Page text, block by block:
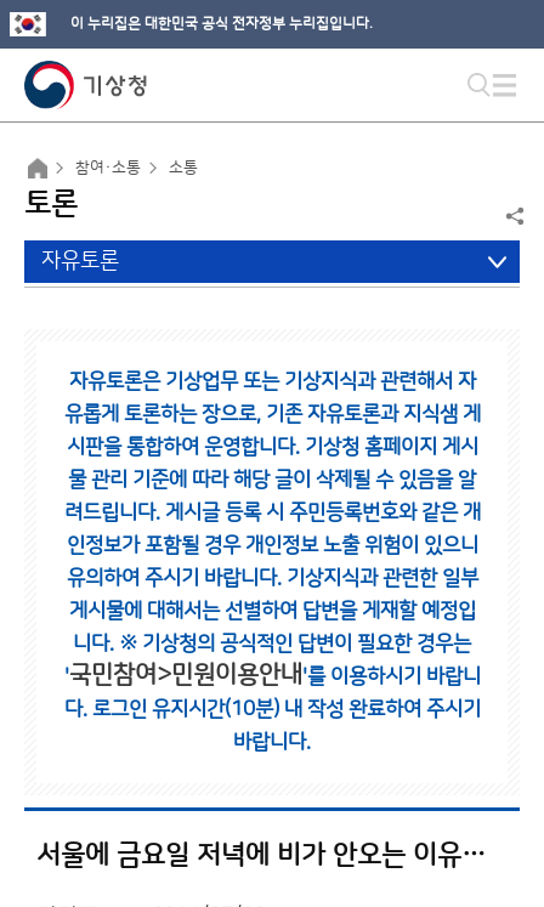
이 누리집은 대한민국 공식 전자정부 누리집입니다.
참여·소통 소통
토론
자유토론
자유토론은 기상업무 또는 기상지식과 관련해서 자
유롭게 토론하는 장으로, 기존 자유토론과 지식샘 게
시판을 통합하여 운영합니다. 기상청 홈페이지 게시
물 관리 기준에 따라 해당 글이 삭제될 수 있음을 알
려드립니다. 게시글 등록 시 주민등록번호와 같은 개
인정보가 포함될 경우 개인정보 노출 위험이 있으니
유의하여 주시기 바랍니다. 기상지식과 관련한 일부
게시물에 대해서는 선별하여 답변을 게재할 예정입
니다. ※ 기상청의 공식적인 답변이 필요한 경우는
'국민참여>민원이용안내 '를 이용하시기 바랍니
다. 로그인 유지시간(10분) 내 작성 완료하여 주시기
바랍니다.
서울에 금요일 저녁에 비가 안오는 이유는 뭘까요?